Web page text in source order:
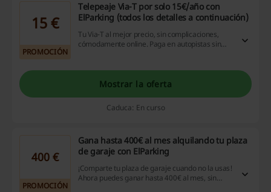
15 €
PROMOCIÓN
Telepeaje Via-T por solo 15€/año con
ElParking (todos los detalles a continuación)
Tu Via-T al mejor precio, sin complicaciones,
cómodamente online. Paga en autopistas sin
todos los detalles y conseguir tu suscripción
anual por solo 15€ al mes. ¡Solo de la mano de
Mostrar la oferta
Caduca: En curso
400 €
PROMOCIÓN
Gana hasta 400€ al mes alquilando tu plaza
de garaje con ElParking
¡Comparte tu plaza de garaje cuando no la usas!
Ahora puedes ganar hasta 400€ al mes, sin